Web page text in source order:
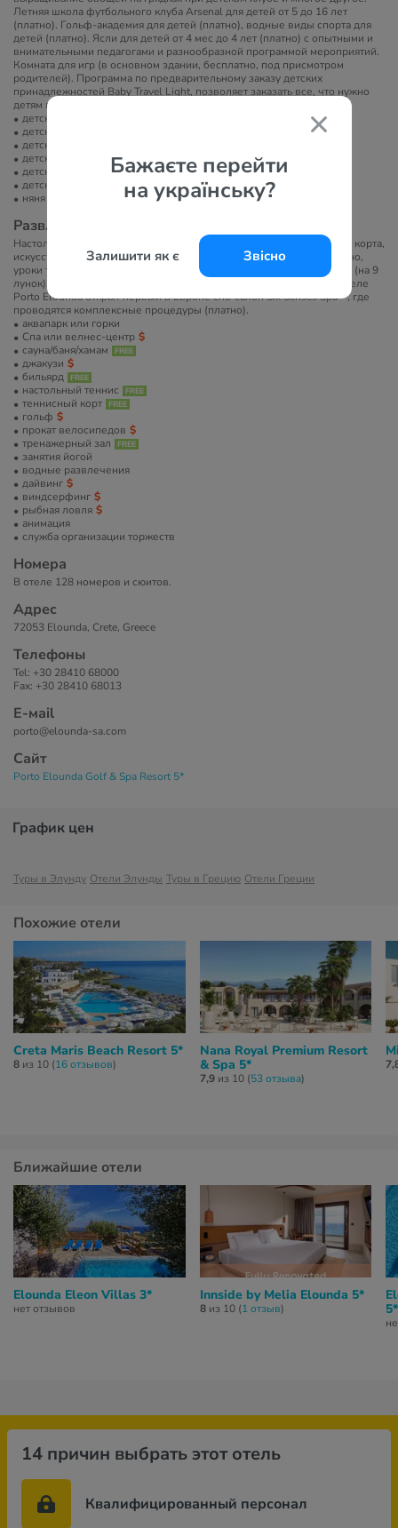
Бажаєте перейти
на українську?
Залишити як є Звісно
Летняя школа футбольного клуба Arsenal для детей от 5 до 16 лет
(платно). Гольф-академия для детей (платно), водные виды спорта для
детей (платно). Ясли для детей от 4 мес до 4 лет (платно) с опытными и
внимательными педагогами и разнообразной программой мероприятий.
Комната для игр (в основном здании, бесплатно, под присмотром
родителей). Программа по предварительному заказу детских
принадлежностей Baby Travel Light, позволяет заказать все, что нужно
детям прямо в отеле.
детский бассейн
детская площадка
детский клуб
детское меню в ресторане
детские стульчики в ресторане
детская кроватка
няня
Развлечение и спорт
Настольный футбол, карточный стол, теннисный корт бесплатно (2 корта,
искусственное покрытие), прокат теннисных ракеток и мячей платно,
уроки тенниса платно, уроки дайвинга платно (PADI), гольф платно (на 9
лунок), водные виды спорта платно, живая музыка бесплатно. В отеле
Porto Elounda открыт первый в Европе спа-салон Six Senses Spa™, где
проводятся комплексные процедуры (платно).
аквапарк или горки
Спа или велнес-центр
сауна/баня/хамам
джакузи
бильярд
настольный теннис
теннисный корт
гольф
прокат велосипедов
тренажерный зал
занятия йогой
водные развлечения
дайвинг
виндсерфинг
рыбная ловля
анимация
служба организации торжеств
Номера
В отеле 128 номеров и сюитов.
Адрес
72053 Elounda, Crete, Greece
Телефоны
Tel: +30 28410 68000
Fax: +30 28410 68013
Е-маil
porto@elounda-sa.com
Сайт
Porto Elounda Golf & Spa Resort 5*
График цен
Туры в Элунду Отели Элунды Туры в Грецию Отели Греции
Похожие отели
Creta Maris Beach Resort 5*
8 из 10 (16 отзывов)
Nana Royal Premium Resort
& Spa 5*
7,9из 10 (53 отзывa)
Ближайшие отели
Elounda Eleon Villas 3*
нет отзывов
Innside by Melia Elounda 5*
8из 10 (1 отзыв)
5*
14 причин выбрать этот отель
Квалифицированный персонал